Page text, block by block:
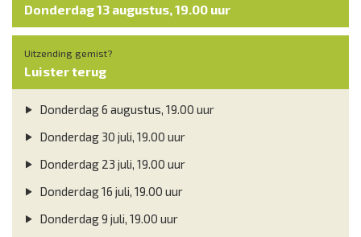
Donderdag 13 augustus, 19.00 uur
Uitzending gemist?
Luister terug
Donderdag 6 augustus, 19.00 uur
Donderdag 30 juli, 19.00 uur
Donderdag 23 juli, 19.00 uur
Donderdag 16 juli, 19.00 uur
Donderdag 9 juli, 19.00 uur